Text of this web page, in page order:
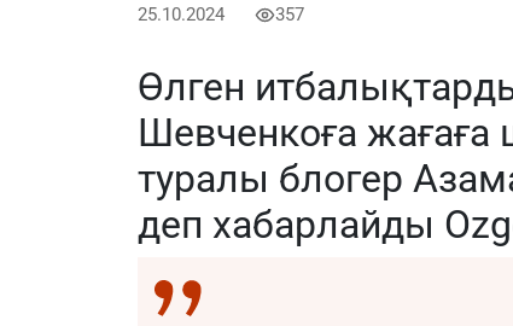
25.10.2024 357
Өлген
Шевченкоға
туралы блогер
деп хабарлайды